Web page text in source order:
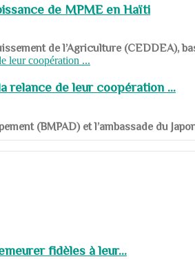
de MPME en Haïti
de l’Agriculture (CEDDEA),
relance de leur coopération ...
(BMPAD) et l’ambassade du
fidèles à leur...